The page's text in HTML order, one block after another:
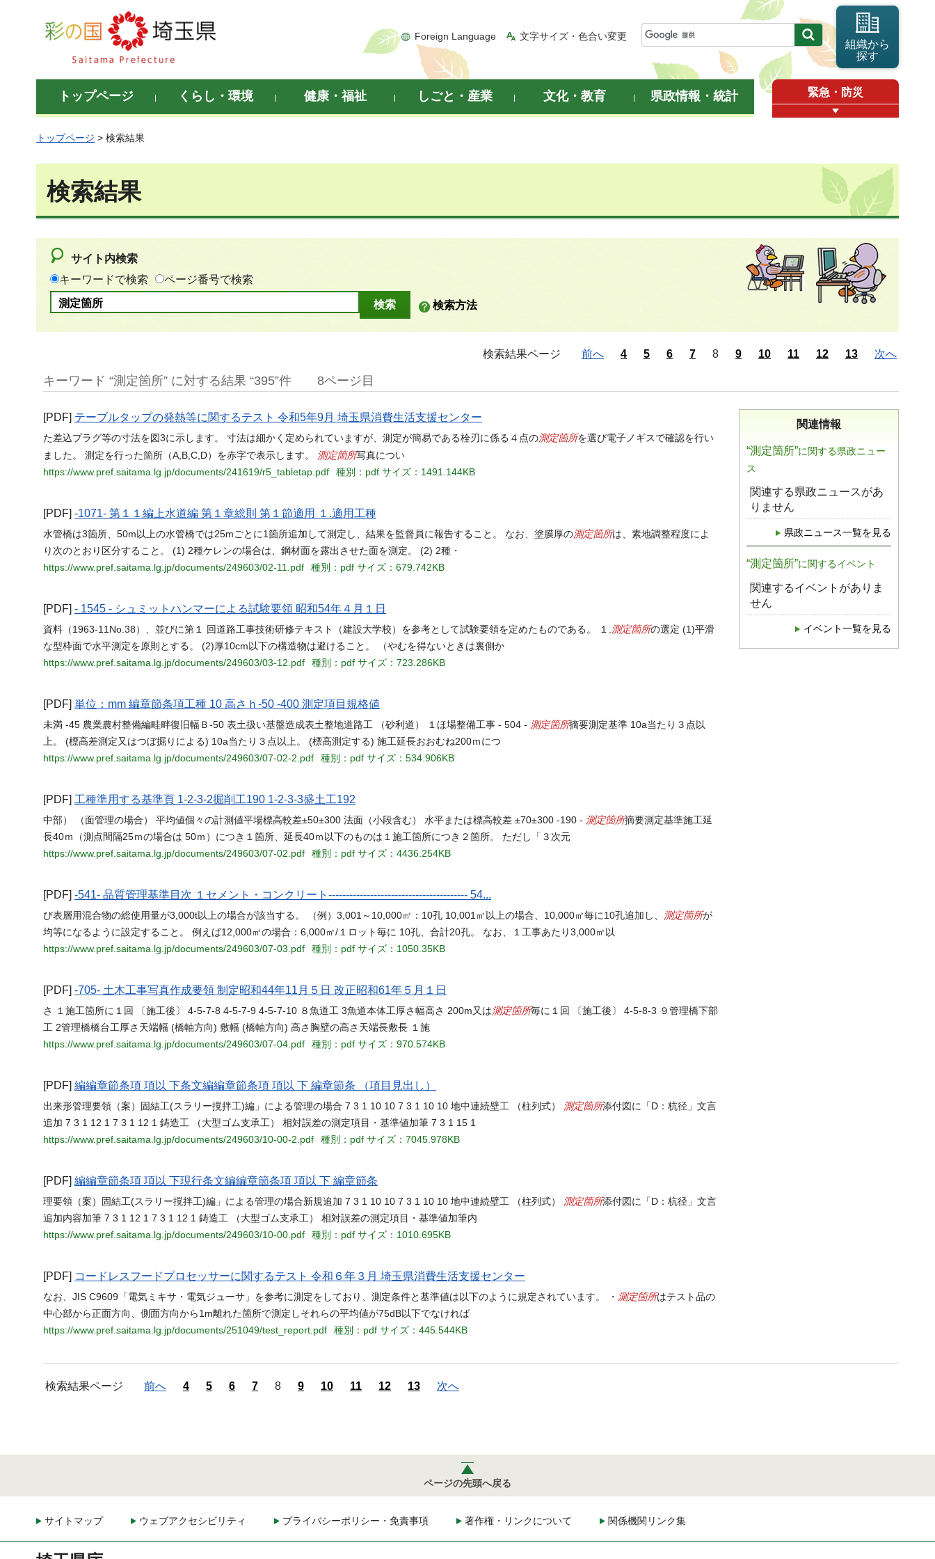
彩の国 埼玉県
Foreign Language 文字サイズ・色合い変更
組織から
探す
トップページ くらし・環境 健康・福祉 しごと・産業 文化・教育 県政情報・統計 緊急・防災
トップページ > 検索結果
検索結果
サイト内検索
キーワードで検索
ページ番号で検索
検索方法
検索結果ページ 前へ 4 5 6 7 8 9 10 11 12 13 次へ
キーワード “測定箇所” に対する結果 “395”件 8ページ目
関連情報
“測定箇所”に関する県政ニュー
ス
関連する県政ニュースがあ
りません
県政ニュース一覧を見る
“測定箇所”に関するイベント
関連するイベントがありま
せん
イベント一覧を見る
[PDF] テーブルタップの発熱等に関するテスト 令和5年9月 埼玉県消費生活支援センター
た差込プラグ等の寸法を図3に示します。 寸法は細かく定められていますが、測定が簡易である栓刃に係る４点の測定箇所を選び電子ノギスで確認を行い
ました。 測定を行った箇所（A,B,C,D）を赤字で表示します。
測定箇所写真につい
https://www.pref.saitama.lg.jp/documents/241619/r5_tabletap.pdf
種別：pdf サイズ：1491.144KB
[PDF] -1071- 第１１編上水道編 第１章総則 第１節適用 １.適用工種
水管橋は3箇所、50m以上の水管橋では25mごとに1箇所追加して測定し、結果を監督員に報告すること。 なお、塗膜厚の測定箇所は、素地調整程度によ
り次のとおり区分すること。 (1) 2種ケレンの場合は、鋼材面を露出させた面を測定。 (2) 2種・
https://www.pref.saitama.lg.jp/documents/249603/02-11.pdf
種別：pdf サイズ：679.742KB
[PDF] - 1545 - シュミットハンマーによる試験要領 昭和54年４月１日
資料（1963-11No.38）、並びに第１ 回道路工事技術研修テキスト（建設大学校）を参考として試験要領を定めたものである。 １. 測定箇所の選定 (1)平滑
な型枠面で水平測定を原則とする。 (2)厚10cm以下の構造物は避けること。 （やむを得ないときは裏側か
https://www.pref.saitama.lg.jp/documents/249603/03-12.pdf
種別：pdf サイズ：723.286KB
[PDF] 単位：mm 編章節条項工種 10 高さｈ-50 -400 測定項目規格値
未満 -45 農業農村整備編畦畔復旧幅Ｂ-50 表土扱い基盤造成表土整地道路工 （砂利道） １ほ場整備工事 - 504 - 測定箇所摘要測定基準 10a当たり３点以
上。 (標高差測定又はつぼ掘りによる) 10a当たり３点以上。 (標高測定する) 施工延長おおむね200ｍにつ
https://www.pref.saitama.lg.jp/documents/249603/07-02-2.pdf
種別：pdf サイズ：534.906KB
[PDF] 工種準用する基準頁 1-2-3-2掘削工190 1-2-3-3盛土工192
中部） （面管理の場合） 平均値個々の計測値平場標高較差±50±300 法面（小段含む） 水平または標高較差 ±70±300 -190 - 測定箇所摘要測定基準施工延
長40ｍ（測点間隔25ｍの場合は 50ｍ）につき１箇所、延長40ｍ以下のものは１施工箇所につき２箇所。 ただし「３次元
https://www.pref.saitama.lg.jp/documents/249603/07-02.pdf
種別：pdf サイズ：4436.254KB
[PDF] -541- 品質管理基準目次 １セメント・コンクリート---------------------------------------- 54...
び表層用混合物の総使用量が3,000t以上の場合が該当する。 （例）3,001～10,000㎡：10孔 10,001㎡以上の場合、10,000㎡毎に10孔追加し、 測定箇所が
均等になるように設定すること。 例えば12,000㎡の場合：6,000㎡/１ロット毎に 10孔、合計20孔。 なお、１工事あたり3,000㎡以
https://www.pref.saitama.lg.jp/documents/249603/07-03.pdf
種別：pdf サイズ：1050.35KB
[PDF] -705- 土木工事写真作成要領 制定昭和44年11月５日 改正昭和61年５月１日
さ １施工箇所に１回 〔施工後〕 4-5-7-8 4-5-7-9 4-5-7-10 ８魚道工 3魚道本体工厚さ幅高さ 200m又は 測定箇所毎に１回 〔施工後〕 4-5-8-3 ９管理橋下部
工 2管理橋橋台工厚さ天端幅 (橋軸方向) 敷幅 (橋軸方向) 高さ胸壁の高さ天端長敷長 １施
https://www.pref.saitama.lg.jp/documents/249603/07-04.pdf
種別：pdf サイズ：970.574KB
[PDF] 編編章節条項 項以 下条文編編章節条項 項以 下 編章節条 （項目見出し）
出来形管理要領（案）固結工(スラリー撹拌工)編」による管理の場合 7 3 1 10 10 7 3 1 10 10 地中連続壁工 （柱列式） 測定箇所添付図に「D：杭径」文言
追加 7 3 1 12 1 7 3 1 12 1 鋳造工 （大型ゴム支承工） 相対誤差の測定項目・基準値加筆 7 3 1 15 1
https://www.pref.saitama.lg.jp/documents/249603/10-00-2.pdf
種別：pdf サイズ：7045.978KB
[PDF] 編編章節条項 項以 下現行条文編編章節条項 項以 下 編章節条
理要領（案）固結工(スラリー撹拌工)編」による管理の場合新規追加 7 3 1 10 10 7 3 1 10 10 地中連続壁工 （柱列式） 測定箇所添付図に「D：杭径」文言
追加内容加筆 7 3 1 12 1 7 3 1 12 1 鋳造工 （大型ゴム支承工） 相対誤差の測定項目・基準値加筆内
https://www.pref.saitama.lg.jp/documents/249603/10-00.pdf
種別：pdf サイズ：1010.695KB
[PDF] コードレスフードプロセッサーに関するテスト 令和６年３月 埼玉県消費生活支援センター
なお、JIS C9609「電気ミキサ・電気ジューサ」を参考に測定をしており、測定条件と基準値は以下のように規定されています。 ・ 測定箇所はテスト品の
中心部から正面方向、側面方向から1m離れた箇所で測定しそれらの平均値が75dB以下でなければ
https://www.pref.saitama.lg.jp/documents/251049/test_report.pdf
種別：pdf サイズ：445.544KB
検索結果ページ 前へ 4 5 6 7 8 9 10 11 12 13 次へ
ページの先頭へ戻る
サイトマップ ウェブアクセシビリティ プライバシーポリシー・免責事項 著作権・リンクについて 関係機関リンク集